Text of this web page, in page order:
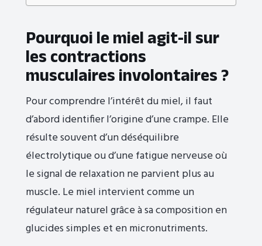
Pourquoi le miel agit-il sur
les contractions
musculaires involontaires ?
Pour comprendre l’intérêt du miel, il faut
d’abord identifier l’origine d’une crampe. Elle
résulte souvent d’un déséquilibre
électrolytique ou d’une fatigue nerveuse où
le signal de relaxation ne parvient plus au
muscle. Le miel intervient comme un
régulateur naturel grâce à sa composition en
glucides simples et en micronutriments.